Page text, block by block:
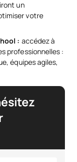
un
votre
: accédez à
professionnelles :
équipes agiles,